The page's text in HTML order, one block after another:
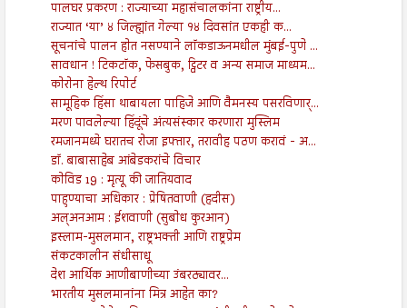
पालघर प्रकरण : राज्याच्या महासंचालकांना राष्ट्रीय...
राज्यात ‘या’ ४ जिल्ह्यांत गेल्या १४ दिवसांत एकही क...
सूचनांचे पालन होत नसण्याने लॉकडाऊनमधील मुंबई-पुणे ...
सावधान ! टिकटॉक, फेसबुक, ट्विटर व अन्य समाज माध्यम...
कोरोना हेल्थ रिपोर्ट
सामूहिक हिंसा थाबायला पाहिजे आणि वैमनस्य पसरविणार्...
मरण पावलेल्या हिंदूंचे अंत्यसंस्कार करणारा मुस्लिम
रमजानमध्ये घरातच रोजा इफ्तार, तरावीह पठण करावं - अ...
डॉ. बाबासाहेब आंबेडकरांचे विचार
कोविड 19 : मृत्यू की जातियवाद
पाहुण्याचा अधिकार : प्रेषितवाणी (हदीस)
अल्अनआम : ईशवाणी (सुबोध कुरआन)
इस्लाम-मुसलमान, राष्ट्रभक्ती आणि राष्ट्रप्रेम
संकटकालीन संधीसाधू
देश आर्थिक आणीबाणीच्या उंबरठ्यावर...
भारतीय मुसलमानांना मित्र आहेत का?